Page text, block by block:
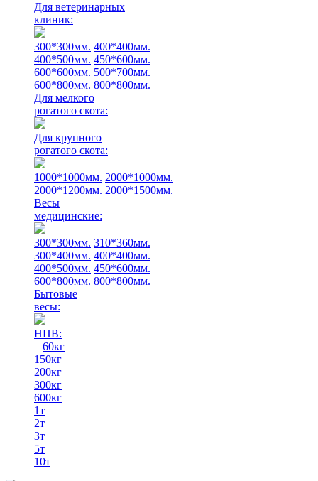
Для ветеринарных
клиник:
300*300мм. 400*400мм.
400*500мм. 450*600мм.
600*600мм. 500*700мм.
600*800мм. 800*800мм.
Для мелкого
рогатого скота:
Для крупного
рогатого скота:
1000*1000мм. 2000*1000мм.
2000*1200мм. 2000*1500мм.
Весы
медицинские:
300*300мм. 310*360мм.
300*400мм. 400*400мм.
400*500мм. 450*600мм.
600*800мм. 800*800мм.
Бытовые
весы:
НПВ:
60кг
150кг
200кг
300кг
600кг
1т
2т
3т
5т
10т